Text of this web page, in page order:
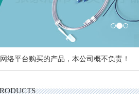
络平台购买的产品，本公司概不负责！